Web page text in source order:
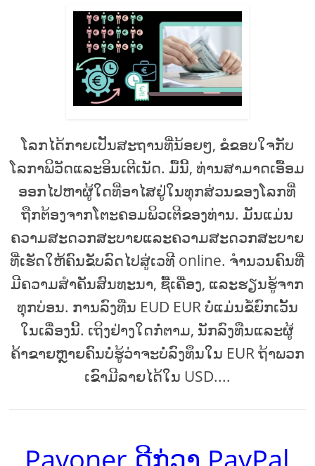
ໂລກໄດ້ກາຍເປັນສະຖານທີ່ນ້ອຍໆ, ຂໍຂອບໃຈກັບ
ໂລກາພິວັດແລະອິນເຕີເນັດ. ມື້ນີ້, ທ່ານສາມາດເອື້ອມ
ອອກໄປຫາຜູ້ໃດທີ່ອາໄສຢູ່ໃນທຸກສ່ວນຂອງໂລກທີ່
ຖືກຕ້ອງຈາກໂຕະຄອມພິວເຕີຂອງທ່ານ. ມັນແມ່ນ
ຄວາມສະດວກສະບາຍແລະຄວາມສະດວກສະບາຍ
ທີ່ເຮັດໃຫ້ຄົນຂັບລົດໄປສູ່ເວທີ online. ຈໍານວນຄົນທີ່
ມີຄວາມສໍາຄັນສົນທະນາ, ຊື້ເຄື່ອງ, ແລະຮຽນຮູ້ຈາກ
ທຸກບ່ອນ. ການລົງທືນ EUD EUR ບໍ່ແມ່ນຂໍ້ຍົກເວັ້ນ
ໃນເລື່ອງນີ້. ເຖິງຢ່າງໃດກໍ່ຕາມ, ນັກລົງທືນແລະຜູ້
ຄ້າຂາຍຫຼາຍຄົນບໍ່ຮູ້ວ່າຈະບໍ່ລົງທຶນໃນ EUR ຖ້າພວກ
ເຂົາມີລາຍໄດ້ໃນ USD....